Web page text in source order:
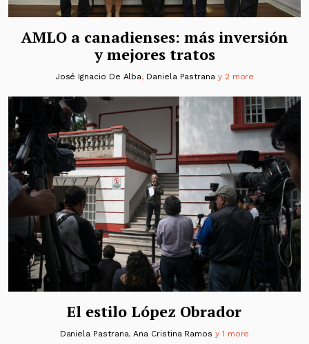
AMLO a canadienses: más inversión
y mejores tratos
José Ignacio De Alba, Daniela Pastranay 2 more
El estilo López Obrador
Daniela Pastrana,Ana Cristina Ramos y 1 more